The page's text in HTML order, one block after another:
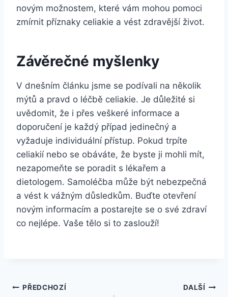
novým možnostem, které vám mohou pomoci
zmírnit příznaky celiakie a vést zdravější život.
Závěrečné myšlenky
V dnešním článku jsme se podívali na několik
mýtů a pravd o léčbě celiakie. Je důležité si
uvědomit, že i přes veškeré informace a
doporučení je každý případ jedinečný a
vyžaduje individuální přístup. Pokud trpíte
celiakií nebo se obáváte, že byste ji mohli mít,
nezapomeňte se poradit s lékařem a
dietologem. Samoléčba může být nebezpečná
a vést k vážným důsledkům. Buďte otevření
novým informacím a postarejte se o své zdraví
co nejlépe. Vaše tělo si to zaslouží!
Navigace
PŘEDCHOZÍ DALŠÍ